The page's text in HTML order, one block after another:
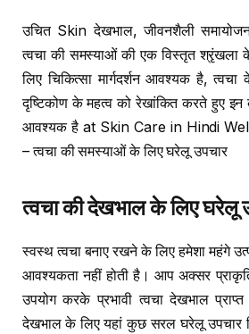
उचित Skin देखभाल, जीवनशैली
त्वचा की समस्याओं की एक विस्तृत
लिए चिकित्सा मार्गदर्शन आवश्यक है,
दृष्टिकोण के महत्व को रेखांकित करते हुए इन
आवश्यक है at Skin Care in Hindi
– त्वचा की समस्याओं के लिए घरेलू उपचार
त्वचा की देखभाल के लिए घरेलू
स्वस्थ त्वचा बनाए रखने के लिए हमेशा महंगे
आवश्यकता नहीं होती है। आप अक्सर
उपयोग करके प्रभावी त्वचा देखभाल
देखभाल के लिए यहां कुछ सरल घरेलू उपचार